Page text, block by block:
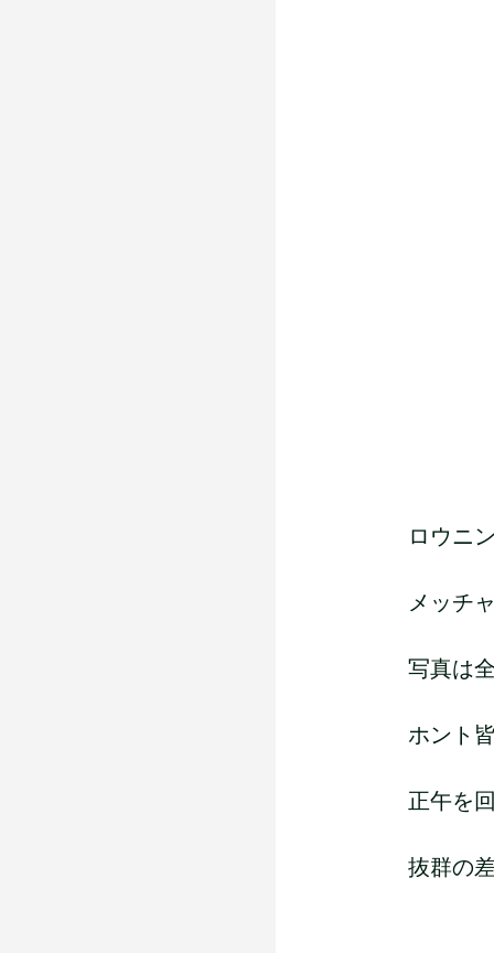
ロウニ
メッチ
写真は
ホント
正午を
抜群の